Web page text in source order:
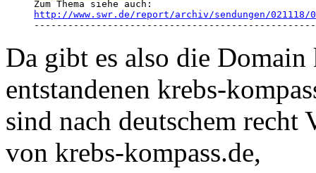
http://www.swr.de/report/archiv/sendungen/021118/
Da gibt es also die Domain
entstandenen krebs-
sind nach deutschem recht
von krebs-kompass.de,